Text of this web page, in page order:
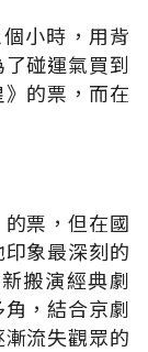
小時，用背
碰運氣買到
的票，而在
票，但在國
象最深刻的
搬演經典劇
，結合京劇
流失觀眾的